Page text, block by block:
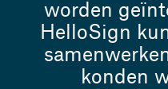
worden
HelloSign
konden